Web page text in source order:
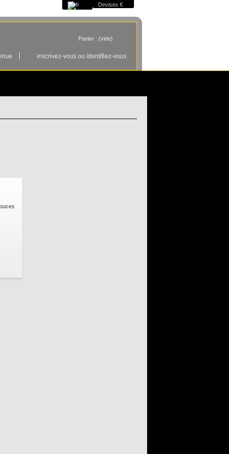
Devises €
Panier : (vide)
inscrivez-vous ou identifiez-vous